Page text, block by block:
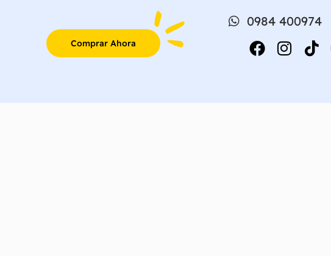
Comprar Ahora
0984 400974